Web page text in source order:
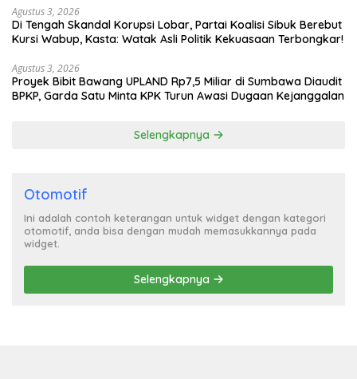
Agustus 3, 2026
Di Tengah Skandal Korupsi Lobar, Partai Koalisi Sibuk Berebut
Kursi Wabup, Kasta: Watak Asli Politik Kekuasaan Terbongkar!
Agustus 3, 2026
Proyek Bibit Bawang UPLAND Rp7,5 Miliar di Sumbawa Diaudit
BPKP, Garda Satu Minta KPK Turun Awasi Dugaan Kejanggalan
Selengkapnya
Otomotif
Ini adalah contoh keterangan untuk widget dengan kategori
otomotif, anda bisa dengan mudah memasukkannya pada
widget.
Selengkapnya